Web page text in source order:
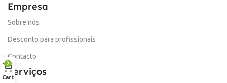
Empresa
Sobre nós
Desconto para profissionais
Contacto
Serviços
0
Cart